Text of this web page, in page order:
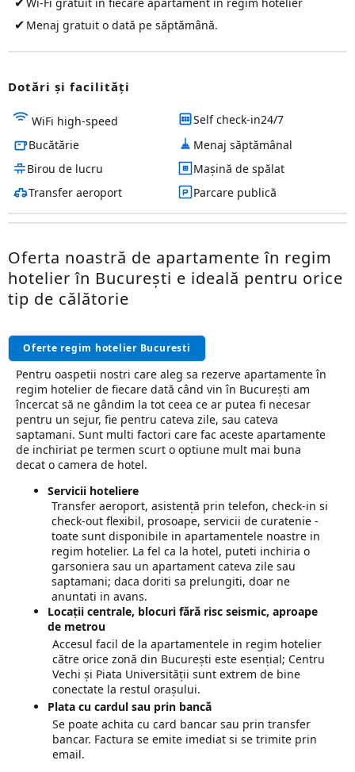
✔ Menaj gratuit o dată pe săptămână.
Dotări și facilităţi
WiFi high-speed
Self check-in24/7
Bucătărie
Menaj săptămânal
Birou de lucru
Mașină de spălat
Transfer aeroport
Parcare publică
Oferta noastră de apartamente în regim
hotelier în București e ideală pentru orice
tip de călătorie
Oferte regim hotelier Bucuresti
Pentru oaspetii nostri care aleg sa rezerve apartamente în
regim hotelier de fiecare dată când vin în București am
încercat să ne gândim la tot ceea ce ar putea fi necesar
pentru un sejur, fie pentru cateva zile, sau cateva
saptamani. Sunt multi factori care fac aceste apartamente
de inchiriat pe termen scurt o optiune mult mai buna
decat o camera de hotel.
Servicii hoteliere
Transfer aeroport, asistenţă prin telefon, check-in si
check-out flexibil, prosoape, servicii de curatenie -
toate sunt disponibile in apartamentele noastre in
regim hotelier. La fel ca la hotel, puteti inchiria o
garsoniera sau un apartament cateva zile sau
saptamani; daca doriti sa prelungiti, doar ne
anuntati in avans.
Locații centrale, blocuri fără risc seismic, aproape
de metrou
Accesul facil de la apartamentele in regim hotelier
către orice zonă din București este esențial; Centru
Vechi și Piata Universităţii sunt extrem de bine
conectate la restul orașului.
Plata cu cardul sau prin bancă
Se poate achita cu card bancar sau prin transfer
bancar. Factura se emite imediat si se trimite prin
email.